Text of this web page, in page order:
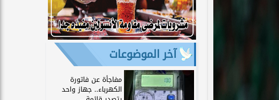
آخر الموضوعات
مفاجأة عن فاتورة
الكهرباء.. جهاز واحد